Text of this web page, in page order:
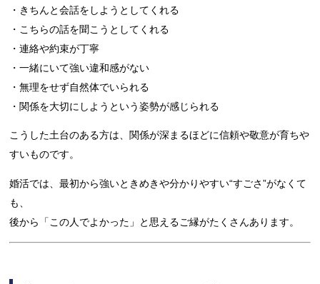
・きちんと会話をしようとしてくれる
・こちらの話を聞こうとしてくれる
・連絡や約束が丁寧
・一緒にいて強い違和感がない
・無理をせず自然体でいられる
・関係を大切にしようという姿勢が感じられる
こうした土台のある方は、関係が深まるほどに信頼や敬意が育ちや
すいものです。
婚活では、最初から強いときめきや分かりやすい“すごさ”がなくて
も、
後から「この人でよかった」と思えるご縁がたくさんあります。